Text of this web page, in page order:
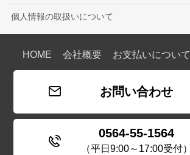
個人情報の取扱いについて
HOME 会社概要 お支払いについて
お問い合わせ
0564-55-1564
（平日9:00～17:00受付）